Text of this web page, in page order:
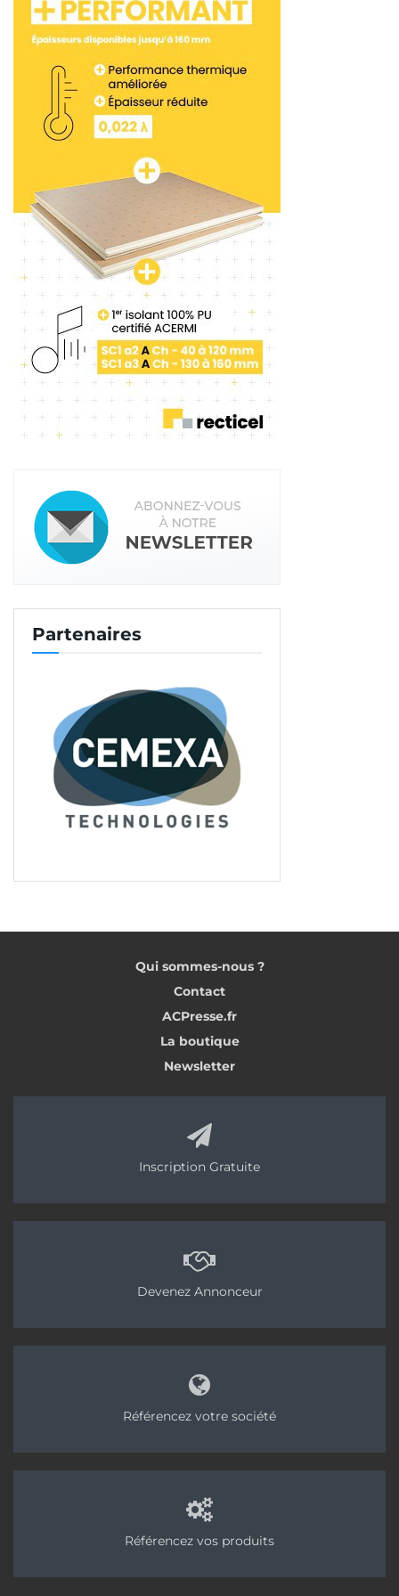
métier.
« Pour nous, il s’agit d’un chantier assez
exceptionnel en termes de volume, puisque nous
nous concentrons surtout sur les villas avec des
carreaux de grande taille. »Des carreaux qui seront
bientôt au cœur d’un autre savoir-faire d’Isolalp.
Nous allons ouvrir un show-room à Saint-Claire, en
Ardèche. Et nous allons monter une équipe de
carreleur pour la mise en œuvre. »
Suivez-nous sur tous nos réseaux sociaux !
Tags: Anhydritec Isolalp
Partenaires
Qui sommes-nous ?
Contact
ACPresse.fr
La boutique
Newsletter
Inscription Gratuite
Devenez Annonceur
Référencez votre société
Référencez vos produits